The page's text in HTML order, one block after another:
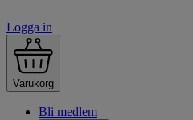
Logga in
Varukorg
Bli medlem